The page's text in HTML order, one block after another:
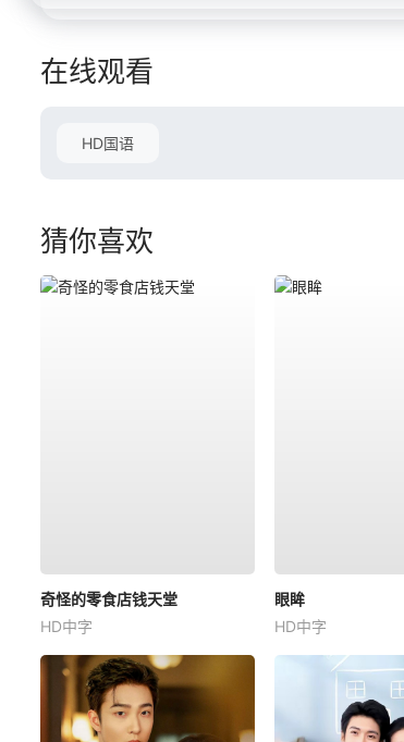
在线观看
HD国语
猜你喜欢
奇怪的零食店钱天堂
HD中字
眼眸
HD中字